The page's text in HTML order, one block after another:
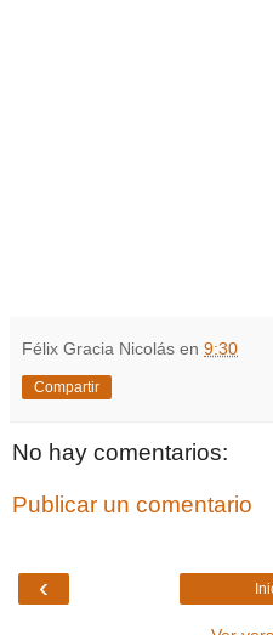
Félix Gracia Nicolás en 9:30
Compartir
No hay comentarios:
Publicar un comentario
‹